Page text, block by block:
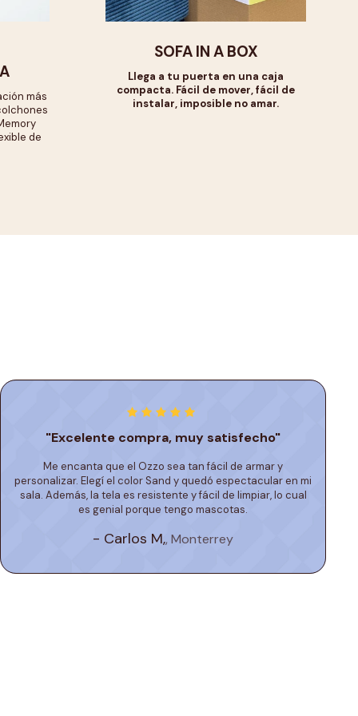
más
de
SOFA IN A BOX
Llega a tu puerta en una caja
compacta. Fácil de mover, fácil de
instalar, imposible no amar.
"Excelente compra, muy satisfecho"
Me encanta que el Ozzo sea tan fácil de armar y
personalizar. Elegí el color Sand y quedó espectacular en mi
sala. Además, la tela es resistente y fácil de limpiar, lo cual
es genial porque tengo mascotas.
- Carlos M,, Monterrey